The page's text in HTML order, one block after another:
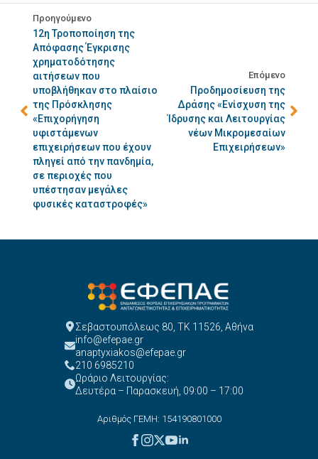
Προηγούμενο
12η Τροποποίηση της
Απόφασης Έγκρισης
χρηματοδότησης
αιτήσεων που
υποβλήθηκαν στο πλαίσιο
της Πρόσκλησης
«Επιχορήγηση
υφιστάμενων
επιχειρήσεων που έχουν
πληγεί από την πανδημία,
σε περιοχές που
υπέστησαν μεγάλες
φυσικές καταστροφές»
Επόμενο
Προδημοσίευση της
Δράσης «Ενίσχυση της
Ίδρυσης και Λειτουργίας
νέων Μικρομεσαίων
Επιχειρήσεων»
Σεβαστουπόλεως 80, ΤΚ 11526, Αθήνα
info@efepae.gr
anaptyxiakos@efepae.gr
210 6985210
Ωράριο Λειτουργίας:
Δευτέρα – Παρασκευή, 09:00 – 17:00
Αριθμός ΓΕΜΗ: 154190801000